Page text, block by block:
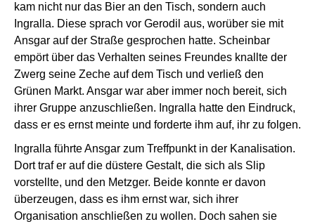
kam nicht nur das Bier an den Tisch, sondern auch
Ingralla. Diese sprach vor Gerodil aus, worüber sie mit
Ansgar auf der Straße gesprochen hatte. Scheinbar
empört über das Verhalten seines Freundes knallte der
Zwerg seine Zeche auf dem Tisch und verließ den
Grünen Markt. Ansgar war aber immer noch bereit, sich
ihrer Gruppe anzuschließen. Ingralla hatte den Eindruck,
dass er es ernst meinte und forderte ihm auf, ihr zu folgen.
Ingralla führte Ansgar zum Treffpunkt in der Kanalisation.
Dort traf er auf die düstere Gestalt, die sich als Slip
vorstellte, und den Metzger. Beide konnte er davon
überzeugen, dass es ihm ernst war, sich ihrer
Organisation anschließen zu wollen. Doch sahen sie